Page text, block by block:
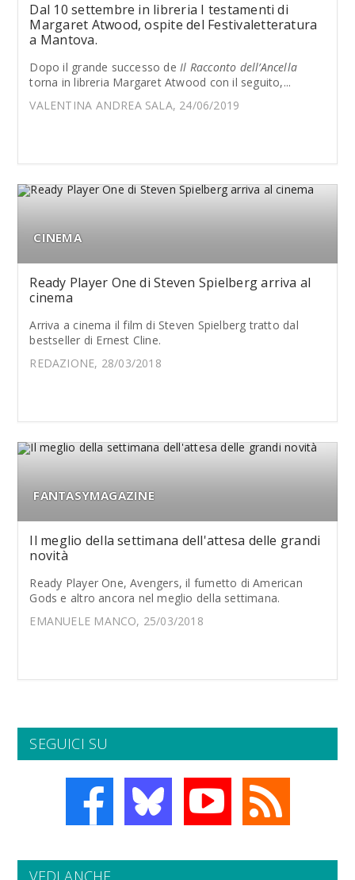
Dal 10 settembre in libreria I testamenti di
Margaret Atwood, ospite del Festivaletteratura
a Mantova.
Dopo il grande successo deIl Racconto dell’Ancella
torna in libreria Margaret Atwood con il seguito,...
VALENTINA ANDREA SALA, 24/06/2019
CINEMA
Ready Player One di Steven Spielberg arriva al
cinema
Arriva a cinema il film di Steven Spielberg tratto dal
bestseller di Ernest Cline.
REDAZIONE, 28/03/2018
FANTASYMAGAZINE
Il meglio della settimana dell'attesa delle grandi
novità
Ready Player One, Avengers, il fumetto di American
Gods e altro ancora nel meglio della settimana.
EMANUELE MANCO, 25/03/2018
SEGUICI SU
VEDI ANCHE